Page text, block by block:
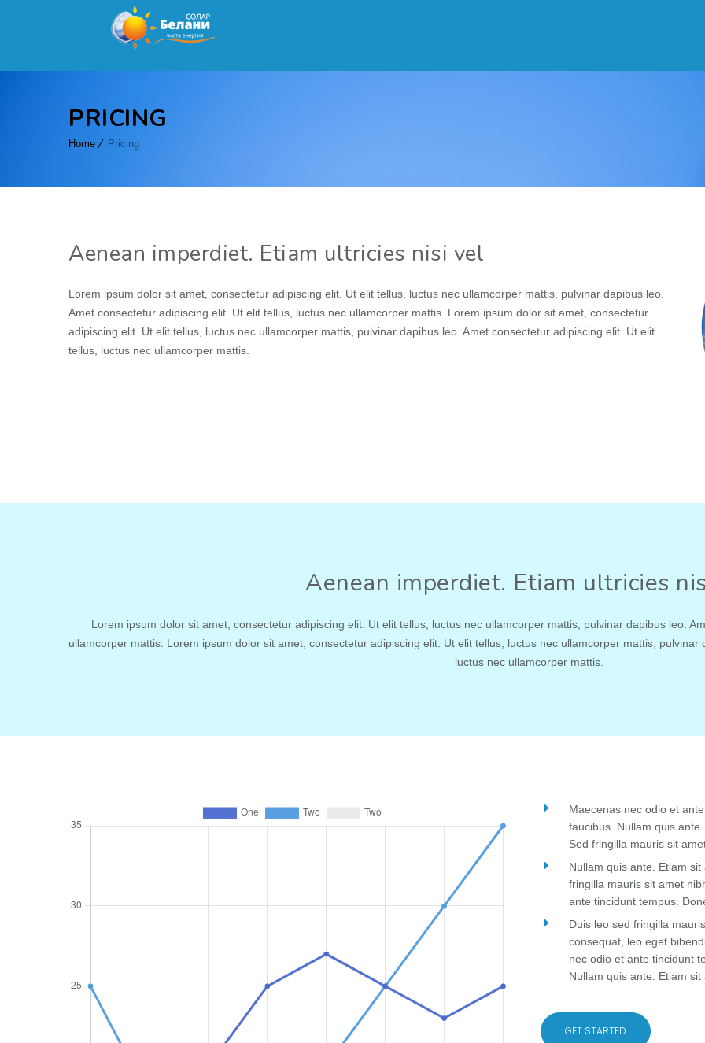
PRICING
Home Pricing
Aenean imperdiet. Etiam ultricies nisi vel
Lorem ipsum dolor sit amet, consectetur adipiscing elit. Ut elit tellus, luctus nec ullamcorper mattis, pulvinar dapibus leo.
Amet consectetur adipiscing elit. Ut elit tellus, luctus nec ullamcorper mattis. Lorem ipsum dolor sit amet, consectetur
adipiscing elit. Ut elit tellus, luctus nec ullamcorper mattis, pulvinar dapibus leo. Amet consectetur adipiscing elit. Ut elit
tellus, luctus nec ullamcorper mattis.
Aenean imperdiet. Etiam ultricies
Lorem ipsum dolor sit amet, consectetur adipiscing elit. Ut elit tellus, luctus nec ullamcorper mattis, pulvinar dapibus leo.
ullamcorper mattis. Lorem ipsum dolor sit amet, consectetur adipiscing elit. Ut elit tellus, luctus nec ullamcorper mattis,
luctus nec ullamcorper mattis.
Maecenas nec odio et
faucibus. Nullam quis
Sed fringilla mauris sit
Nullam quis ante. Etiam
fringilla mauris sit amet
ante tincidunt tempus.
Duis leo sed fringilla
consequat, leo eget
nec odio et ante tincidunt
Nullam quis ante. Etiam
GET STARTED